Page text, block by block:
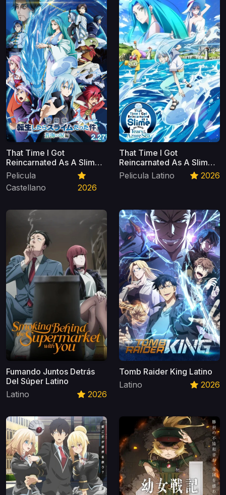
That Time I Got
Reincarnated As A Slime.
La Película: Lágrimas Del
Mar Celeste Castellano
Pelicula
Castellano
2026
That Time I Got
Reincarnated As A Slime.
La Película: Lágrimas Del
Mar Celeste Latino
Pelicula Latino 2026
Fumando Juntos Detrás
Del Súper Latino
Latino
2026
Tomb Raider King Latino
Latino
2026